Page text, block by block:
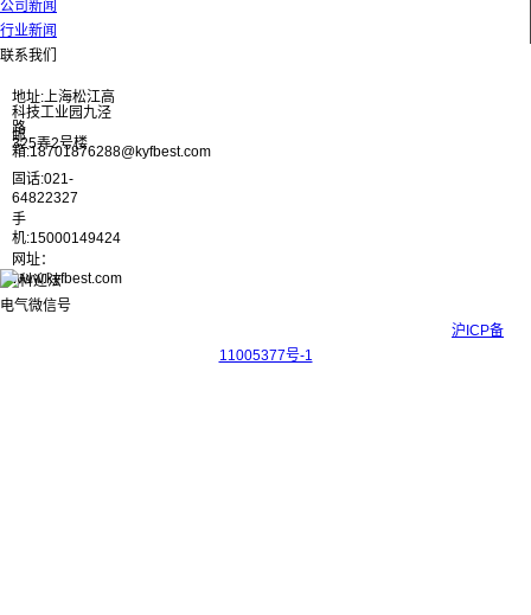
公司新闻
行业新闻
联系我们
地址:上海松江高
科技工业园九泾
路
325弄2号楼
邮
箱:18701876288@kyfbest.com
固话:021-
64822327
手
机:15000149424
网址：
www.kyfbest.com
沪ICP备
11005377号-1